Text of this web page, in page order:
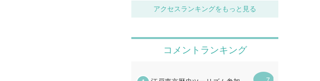
アクセスランキングをもっと見る